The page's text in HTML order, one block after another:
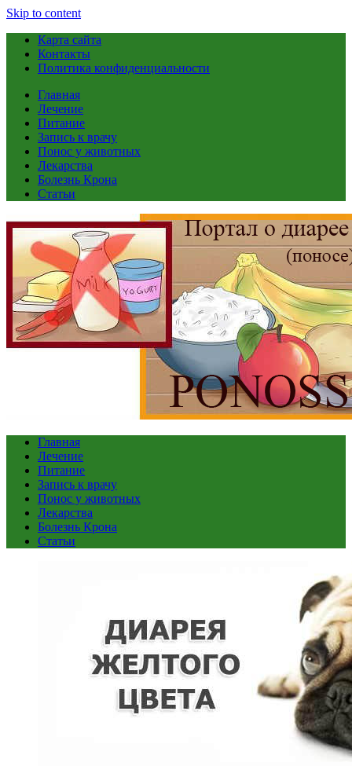
Skip to content
Карта сайта
Контакты
Политика конфиденциальности
Главная
Лечение
Питание
Запись к врачу
Понос у животных
Лекарства
Болезнь Крона
Статьи
Главная
Лечение
Питание
Запись к врачу
Понос у животных
Лекарства
Болезнь Крона
Статьи